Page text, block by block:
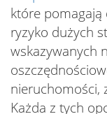
które pomagają
ryzyko dużych
wskazywanych
nieruchomości,
Każda z tych